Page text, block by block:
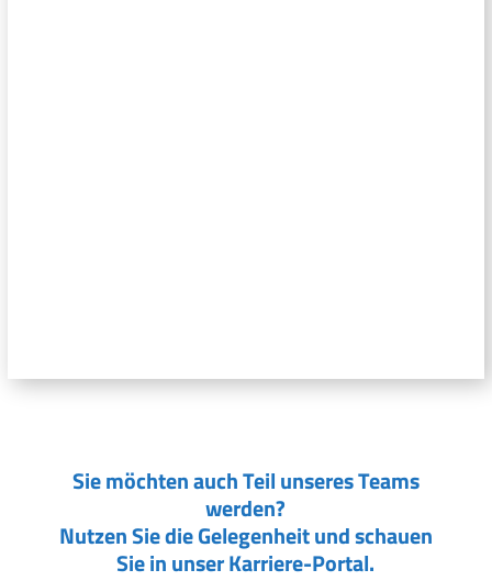
Sie möchten auch Teil unseres Teams
werden?
Nutzen Sie die Gelegenheit und schauen
Sie in unser Karriere-Portal.